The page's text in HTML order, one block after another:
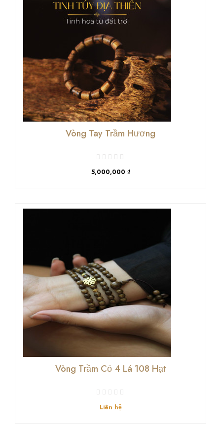
Vòng Tay Trầm Hương
5,000,000 ₫
Vòng Trầm Cỏ 4 Lá 108 Hạt
Liên hệ